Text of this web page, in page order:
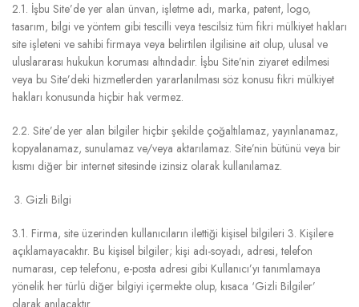
2.1. İşbu Site’de yer alan ünvan, işletme adı, marka, patent, logo,
tasarım, bilgi ve yöntem gibi tescilli veya tescilsiz tüm fikri mülkiyet hakları
site işleteni ve sahibi firmaya veya belirtilen ilgilisine ait olup, ulusal ve
uluslararası hukukun koruması altındadır. İşbu Site’nin ziyaret edilmesi
veya bu Site’deki hizmetlerden yararlanılması söz konusu fikri mülkiyet
hakları konusunda hiçbir hak vermez.
2.2. Site’de yer alan bilgiler hiçbir şekilde çoğaltılamaz, yayınlanamaz,
kopyalanamaz, sunulamaz ve/veya aktarılamaz. Site’nin bütünü veya bir
kısmı diğer bir internet sitesinde izinsiz olarak kullanılamaz.
Gizli Bilgi
3.1. Firma, site üzerinden kullanıcıların ilettiği kişisel bilgileri 3. Kişilere
açıklamayacaktır. Bu kişisel bilgiler; kişi adı-soyadı, adresi, telefon
numarası, cep telefonu, e-posta adresi gibi Kullanıcı’yı tanımlamaya
yönelik her türlü diğer bilgiyi içermekte olup, kısaca ‘Gizli Bilgiler’
olarak anılacaktır.